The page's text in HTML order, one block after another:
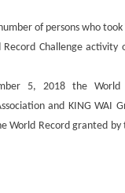
of persons who
Record Challenge activity
5, 2018 the World
and KING WAI
World Record granted by